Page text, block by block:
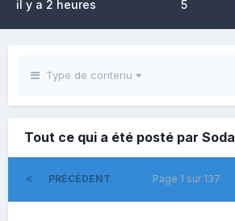
il y a 2 heures 5
Type de contenu
Tout ce qui a été posté par Soda
PRÉCÉDENT Page 1 sur 137